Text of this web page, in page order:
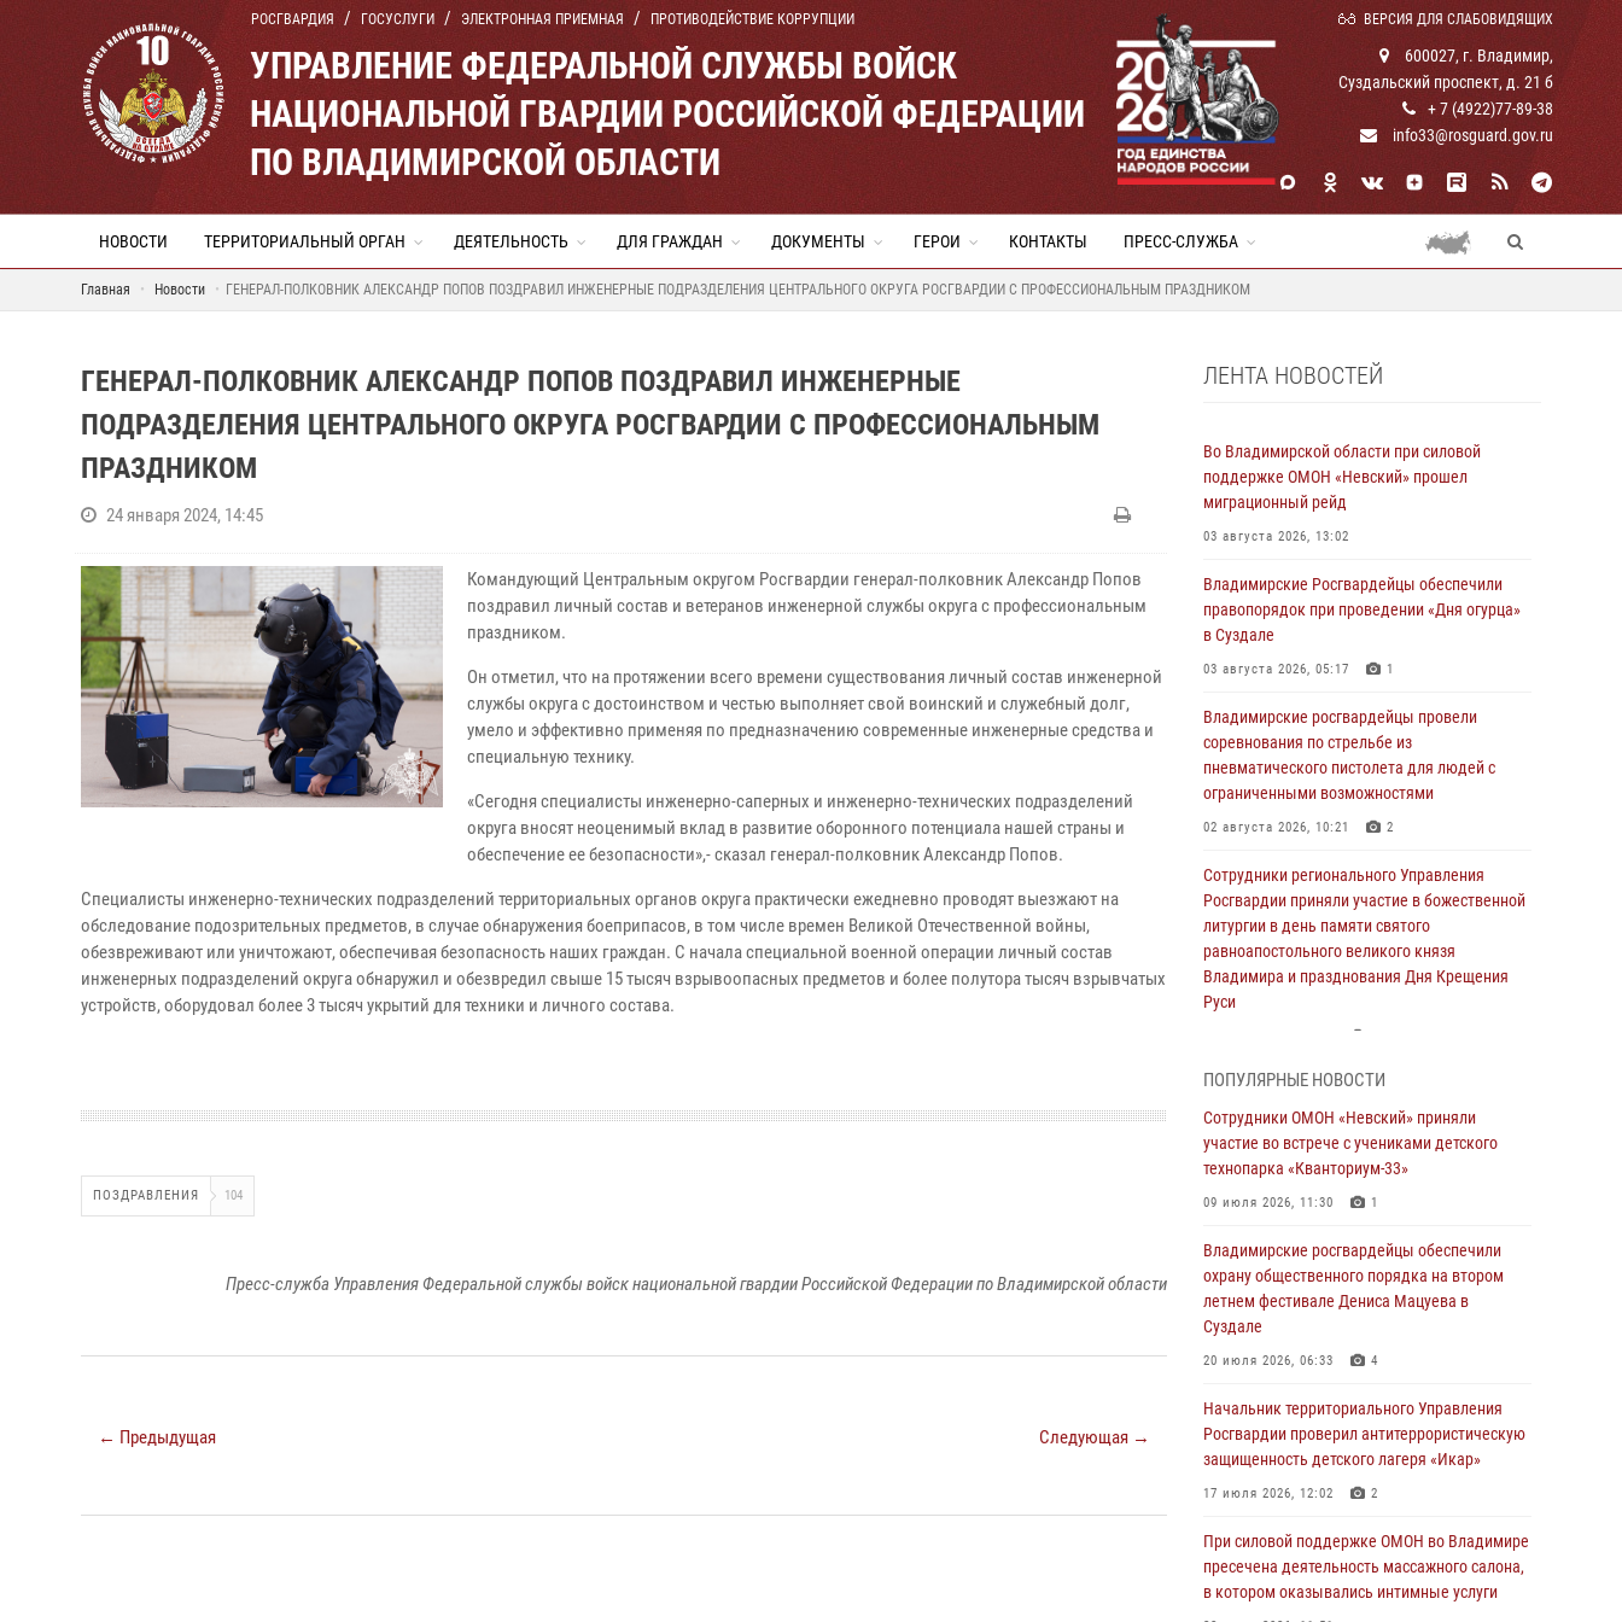
РОСГВАРДИЯ ГОСУСЛУГИ ЭЛЕКТРОННАЯ ПРИЕМНАЯ ПРОТИВОДЕЙСТВИЕ КОРРУПЦИИ ВЕРСИЯ ДЛЯ СЛАБОВИДЯЩИХ
УПРАВЛЕНИЕ ФЕДЕРАЛЬНОЙ СЛУЖБЫ ВОЙСК
НАЦИОНАЛЬНОЙ ГВАРДИИ РОССИЙСКОЙ ФЕДЕРАЦИИ
ПО ВЛАДИМИРСКОЙ ОБЛАСТИ
600027, г. Владимир,
Суздальский проспект, д. 21 б
+ 7 (4922)77-89-38
info33@rosguard.gov.ru
НОВОСТИ ТЕРРИТОРИАЛЬНЫЙ ОРГАН ДЕЯТЕЛЬНОСТЬ ДЛЯ ГРАЖДАН ДОКУМЕНТЫ ГЕРОИ КОНТАКТЫ ПРЕСС-СЛУЖБА
Главная Новости ГЕНЕРАЛ-ПОЛКОВНИК АЛЕКСАНДР ПОПОВ ПОЗДРАВИЛ ИНЖЕНЕРНЫЕ ПОДРАЗДЕЛЕНИЯ ЦЕНТРАЛЬНОГО ОКРУГА РОСГВАРДИИ С ПРОФЕССИОНАЛЬНЫМ ПРАЗДНИКОМ
ГЕНЕРАЛ-ПОЛКОВНИК АЛЕКСАНДР ПОПОВ ПОЗДРАВИЛ ИНЖЕНЕРНЫЕ
ПОДРАЗДЕЛЕНИЯ ЦЕНТРАЛЬНОГО ОКРУГА РОСГВАРДИИ С ПРОФЕССИОНАЛЬНЫМ
ПРАЗДНИКОМ
24 января 2024, 14:45
Командующий Центральным округом Росгвардии генерал-полковник Александр Попов
поздравил личный состав и ветеранов инженерной службы округа с профессиональным
праздником.
Он отметил, что на протяжении всего времени существования личный состав инженерной
службы округа с достоинством и честью выполняет свой воинский и служебный долг,
умело и эффективно применяя по предназначению современные инженерные средства и
специальную технику.
«Сегодня специалисты инженерно-саперных и инженерно-технических подразделений
округа вносят неоценимый вклад в развитие оборонного потенциала нашей страны и
обеспечение ее безопасности»,- сказал генерал-полковник Александр Попов.
Специалисты инженерно-технических подразделений территориальных органов округа практически ежедневно проводят выезжают на
обследование подозрительных предметов, в случае обнаружения боеприпасов, в том числе времен Великой Отечественной войны,
обезвреживают или уничтожают, обеспечивая безопасность наших граждан. С начала специальной военной операции личный состав
инженерных подразделений округа обнаружил и обезвредил свыше 15 тысяч взрывоопасных предметов и более полутора тысяч взрывчатых
устройств, оборудовал более 3 тысяч укрытий для техники и личного состава.
ПОЗДРАВЛЕНИЯ 104
Пресс-служба Управления Федеральной службы войск национальной гвардии Российской Федерации по Владимирской области
← Предыдущая Следующая →
ЛЕНТА НОВОСТЕЙ
Во Владимирской области при силовой
поддержке ОМОН «Невский» прошел
миграционный рейд
03 августа 2026, 13:02
Владимирские Росгвардейцы обеспечили
правопорядок при проведении «Дня огурца»
в Суздале
03 августа 2026, 05:17 1
Владимирские росгвардейцы провели
соревнования по стрельбе из
пневматического пистолета для людей с
ограниченными возможностями
02 августа 2026, 10:21 2
Сотрудники регионального Управления
Росгвардии приняли участие в божественной
литургии в день памяти святого
равноапостольного великого князя
Владимира и празднования Дня Крещения
Руси
При силовой поддержке ОМОН во Владимире
пресечена деятельность массажного салона,
28 июля 2026, 11:51
профильную Росгвардейскую смену в
детском лагере «Икар»
27 июля 2026, 16:43 2
Владимирские росгвардейцы обеспечили
летнем фестивале Дениса Мацуева в
Суздале
20 июля 2026, 06:33 4
регионального Управления Росвардии
ПОПУЛЯРНЫЕ НОВОСТИ
Сотрудники ОМОН «Невский» приняли
участие во встрече с учениками детского
технопарка «Кванториум-33»
09 июля 2026, 11:30 1
Владимирские росгвардейцы обеспечили
охрану общественного порядка на втором
летнем фестивале Дениса Мацуева в
Суздале
20 июля 2026, 06:33 4
Начальник территориального Управления
Росгвардии проверил антитеррористическую
защищенность детского лагеря «Икар»
17 июля 2026, 12:02 2
При силовой поддержке ОМОН во Владимире
пресечена деятельность массажного салона,
в котором оказывались интимные услуги